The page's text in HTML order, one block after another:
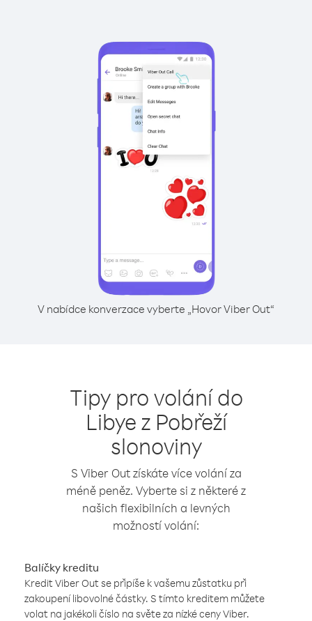
V nabídce konverzace vyberte „Hovor Viber Out“
Tipy pro volání do
Libye z Pobřeží
slonoviny
S Viber Out získáte více volání za
méně peněz. Vyberte si z některé z
našich flexibilních a levných
možností volání:
Balíčky kreditu
Kredit Viber Out se připíše k vašemu zůstatku při
zakoupení libovolné částky. S tímto kreditem můžete
volat na jakékoli číslo na světe za nízké ceny Viber.